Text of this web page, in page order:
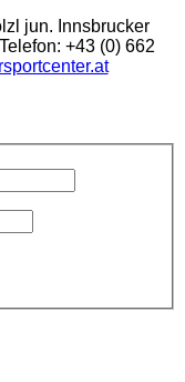
jun. Innsbrucker
+43 (0) 662